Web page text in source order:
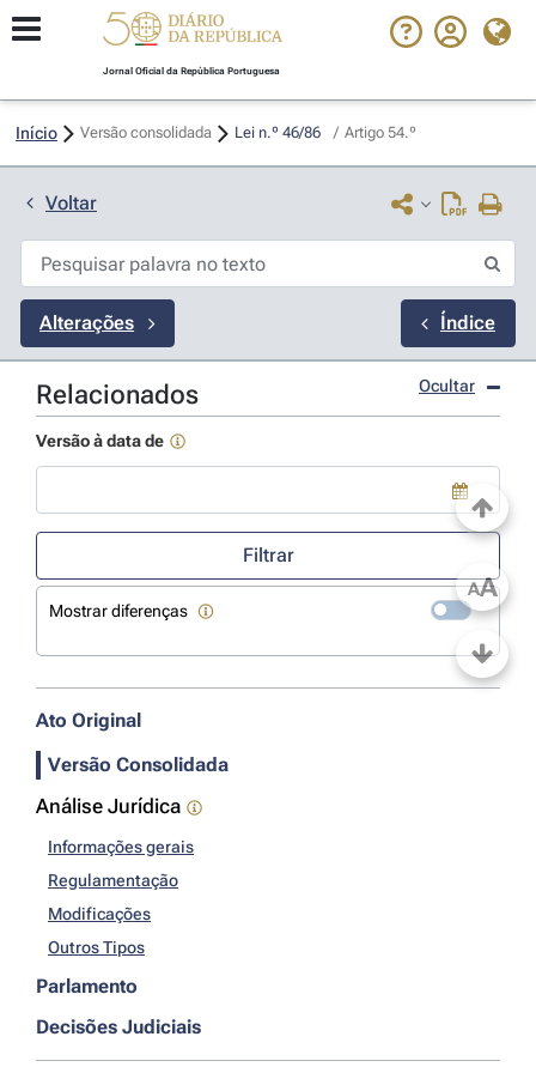
Jornal Oficial da República Portuguesa
Início Versão consolidada Lei n.º 46/86 / Artigo 54.º
Voltar
Alterações Índice
Relacionados Ocultar
Versão à data de
Use a tecla de seta para baixo para abrir o calendário; Use as
Filtrar
Mostrar diferenças
Ato Original
Versão Consolidada
Análise Jurídica
Informações gerais
Regulamentação
Modificações
Outros Tipos
Parlamento
Decisões Judiciais
AA